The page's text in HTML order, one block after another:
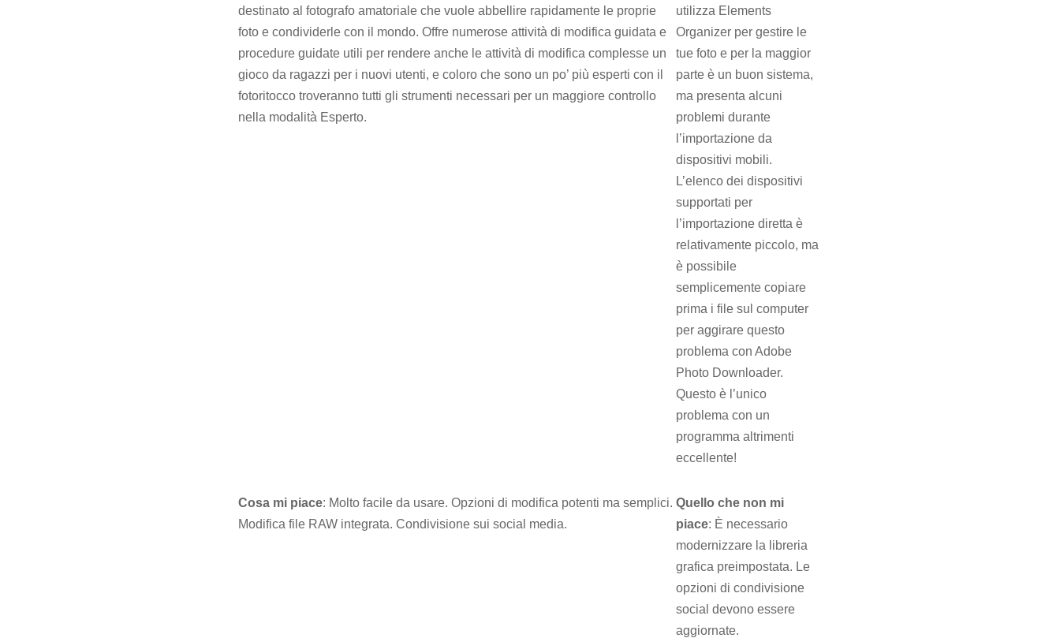
destinato al fotografo amatoriale che vuole abbellire rapidamente le proprie
foto e condividerle con il mondo. Offre numerose attività di modifica guidata e
procedure guidate utili per rendere anche le attività di modifica complesse un
gioco da ragazzi per i nuovi utenti, e coloro che sono un po’ più esperti con il
fotoritocco troveranno tutti gli strumenti necessari per un maggiore controllo
nella modalità Esperto.
utilizza Elements
Organizer per gestire le
tue foto e per la maggior
parte è un buon sistema,
ma presenta alcuni
problemi durante
l’importazione da
dispositivi mobili.
L’elenco dei dispositivi
supportati per
l’importazione diretta è
relativamente piccolo, ma
è possibile
semplicemente copiare
prima i file sul computer
per aggirare questo
problema con Adobe
Photo Downloader.
Questo è l’unico
problema con un
programma altrimenti
eccellente!
Cosa mi piace: Molto facile da usare. Opzioni di modifica potenti ma semplici.
Modifica file RAW integrata. Condivisione sui social media.
Quello che non mi
piace: È necessario
modernizzare la libreria
grafica preimpostata. Le
opzioni di condivisione
social devono essere
aggiornate.